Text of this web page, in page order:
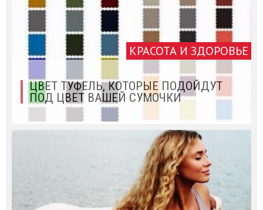
КРАСОТА И ЗДОРОВЬЕ
ЦВЕТ ТУФЕЛЬ, КОТОРЫЕ ПОДОЙДУТ
ПОД ЦВЕТ ВАШЕЙ СУМОЧКИ